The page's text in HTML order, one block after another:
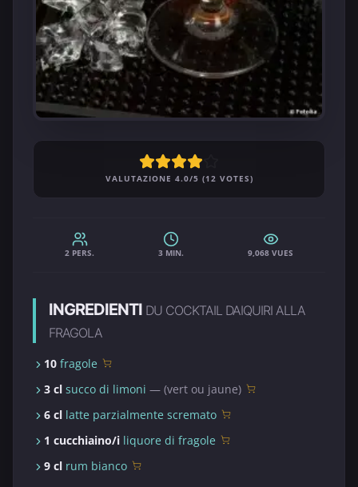
VALUTAZIONE 4.0/5 (12 VOTES)
2 PERS. 3 MIN. 9,068 VUES
INGREDIENTI DU COCKTAIL DAIQUIRI ALLA
FRAGOLA
10 fragole
3 cl succo di limoni — (vert ou jaune)
6 cl latte parzialmente scremato
1 cucchiaino/i liquore di fragole
9 cl rum bianco